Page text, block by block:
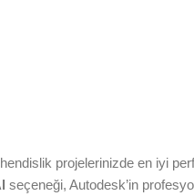
projelerinizde en iyi
seçeneği, Autodesk’in